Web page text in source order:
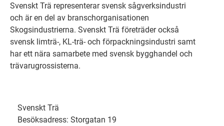
Svenskt Trä representerar svensk sågverksindustri
och är en del av branschorganisationen
Skogsindustrierna. Svenskt Trä företräder också
svensk limträ-, KL-trä- och förpackningsindustri samt
har ett nära samarbete med svensk bygghandel och
trävarugrossisterna.
Svenskt Trä
Besöksadress: Storgatan 19